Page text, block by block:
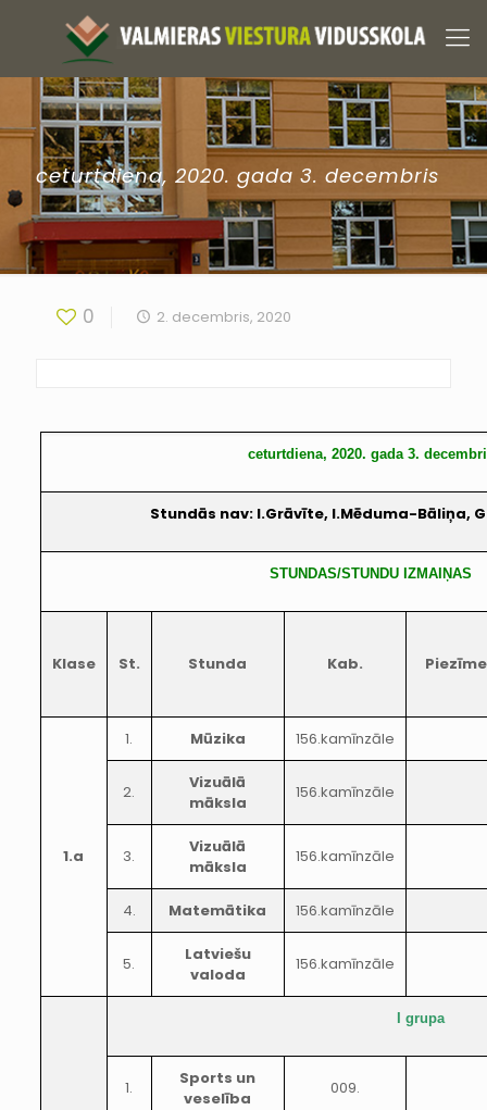
ceturtdiena, 2020. gada 3. decembris
0 2. decembris, 2020
ceturtdiena, 2020. gada 3.
Stundās nav: I.Grāvīte, I.Mēduma-Bāliņa,
STUNDAS/STUNDU IZMAIŅAS
Klase St. Stunda Kab.
1.a
1. Mūzika 156.kamīnzāle
2.
Vizuālā
māksla
156.kamīnzāle
3.
Vizuālā
māksla
156.kamīnzāle
4. Matemātika 156.kamīnzāle
5.
Latviešu
valoda
156.kamīnzāle
I grupa
1.
Sports un
veselība
009.